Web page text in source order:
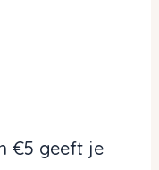
€5 geeft je